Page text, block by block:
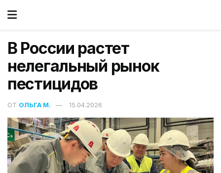
В России растет
нелегальный рынок
пестицидов
ОТ ОЛЬГА М. 15.04.2026